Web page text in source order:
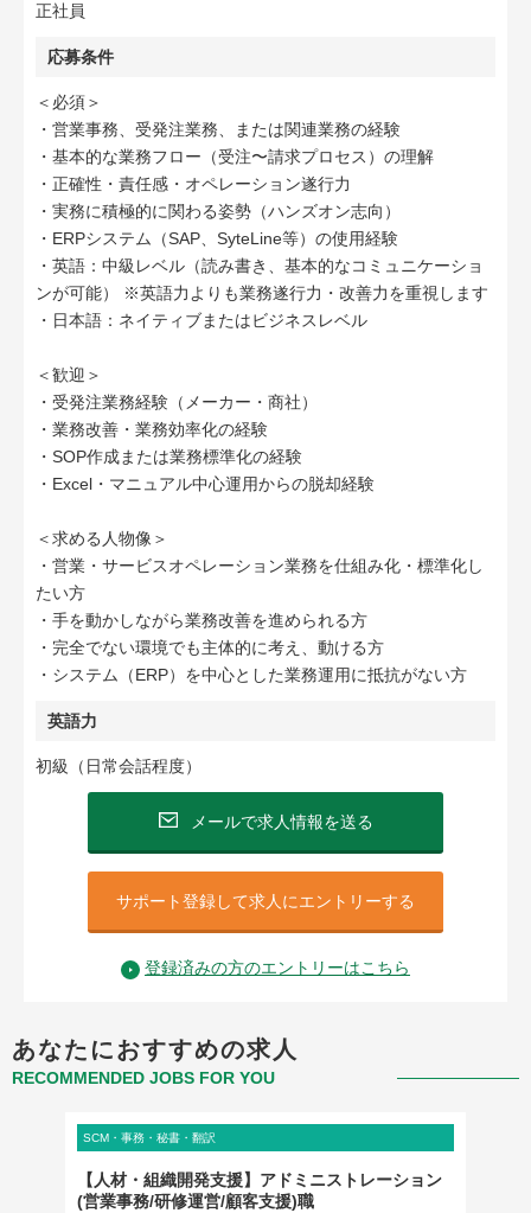
正社員
応募条件
＜必須＞
・営業事務、受発注業務、または関連業務の経験
・基本的な業務フロー（受注〜請求プロセス）の理解
・正確性・責任感・オペレーション遂行力
・実務に積極的に関わる姿勢（ハンズオン志向）
・ERPシステム（SAP、SyteLine等）の使用経験
・英語：中級レベル（読み書き、基本的なコミュニケーショ
ンが可能） ※英語力よりも業務遂行力・改善力を重視します
・日本語：ネイティブまたはビジネスレベル
＜歓迎＞
・受発注業務経験（メーカー・商社）
・業務改善・業務効率化の経験
・SOP作成または業務標準化の経験
・Excel・マニュアル中心運用からの脱却経験
＜求める人物像＞
・営業・サービスオペレーション業務を仕組み化・標準化し
たい方
・手を動かしながら業務改善を進められる方
・完全でない環境でも主体的に考え、動ける方
・システム（ERP）を中心とした業務運用に抵抗がない方
英語力
初級（日常会話程度）
メールで求人情報を送る
サポート登録して求人にエントリーする
登録済みの方のエントリーはこちら
あなたにおすすめの求人
RECOMMENDED JOBS FOR YOU
SCM・事務・秘書・翻訳
【人材・組織開発支援】アドミニストレーション
(営業事務/研修運営/顧客支援)職